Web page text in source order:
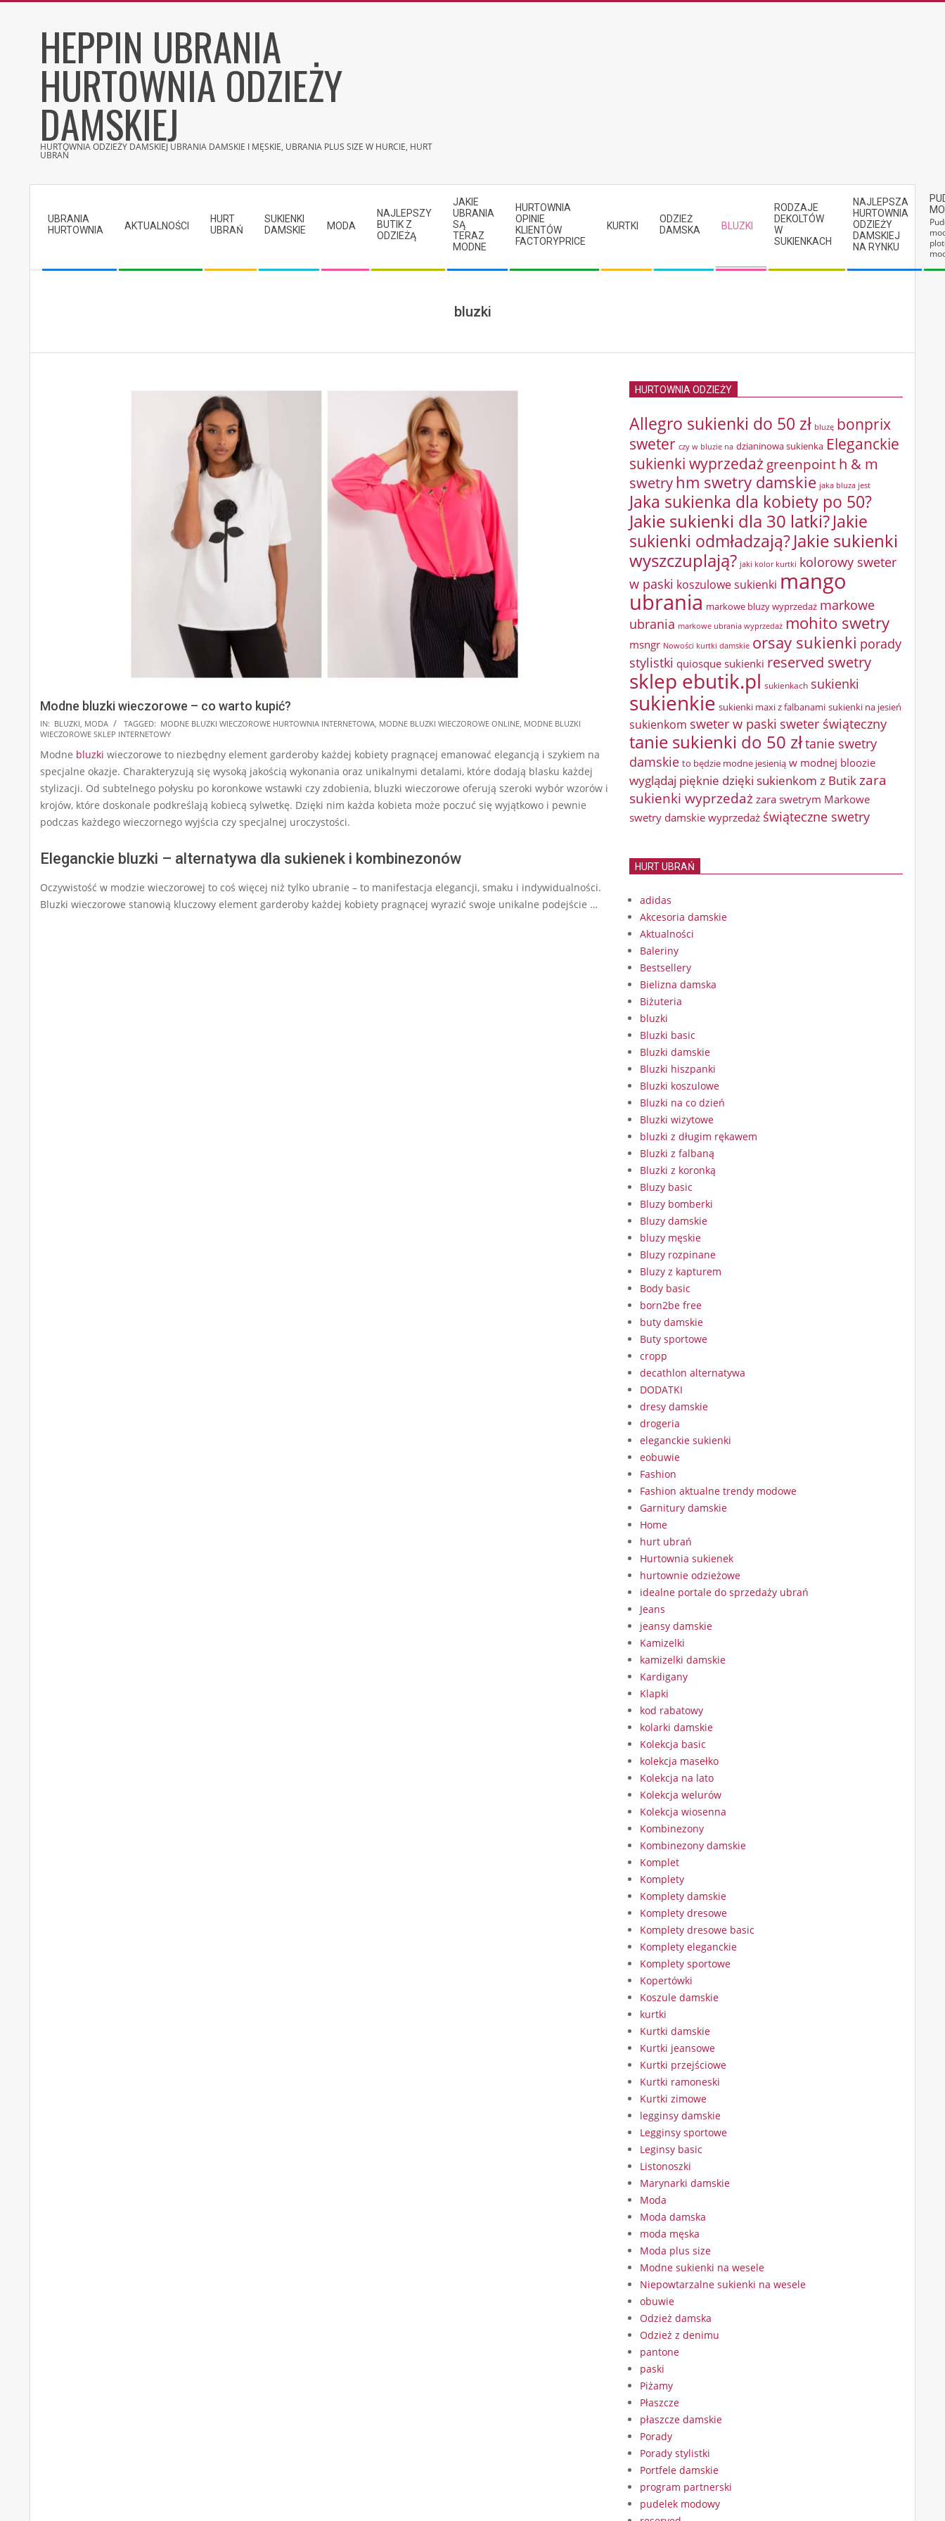
HEPPIN UBRANIA
HURTOWNIA ODZIEŻY
DAMSKIEJ
HURTOWNIA ODZIEŻY DAMSKIEJ UBRANIA DAMSKIE I MĘSKIE, UBRANIA PLUS SIZE W HURCIE, HURT
UBRAŃ
Menu
UBRANIA
HURTOWNIA
AKTUALNOŚCI
HURT
UBRAŃ
SUKIENKI
DAMSKIE
MODA
NAJLEPSZY
BUTIK Z
ODZIEŻĄ
JAKIE
UBRANIA
SĄ
TERAZ
MODNE
HURTOWNIA
OPINIE
KLIENTÓW
FACTORYPRICE
KURTKI
ODZIEŻ
DAMSKA
BLUZKI
RODZAJE
DEKOLTÓW
W
SUKIENKACH
NAJLEPSZA
HURTOWNIA
ODZIEŻY
DAMSKIEJ
NA RYNKU
bluzki
Modne bluzki wieczorowe – co warto kupić?
2024-
06-
18
IN: BLUZKI, MODA TAGGED: MODNE BLUZKI WIECZOROWE HURTOWNIA INTERNETOWA, MODNE BLUZKI WIECZOROWE ONLINE, MODNE BLUZKI
WIECZOROWE SKLEP INTERNETOWY
Modne bluzki wieczorowe to niezbędny element garderoby każdej kobiety pragnącej emanować elegancją i szykiem na
specjalne okazje. Charakteryzują się wysoką jakością wykonania oraz unikalnymi detalami, które dodają blasku każdej
stylizacji. Od subtelnego połysku po koronkowe wstawki czy zdobienia, bluzki wieczorowe oferują szeroki wybór wzorów i
krojów, które doskonale podkreślają kobiecą sylwetkę. Dzięki nim każda kobieta może poczuć się wyjątkowo i pewnie
podczas każdego wieczornego wyjścia czy specjalnej uroczystości.
Eleganckie bluzki – alternatywa dla sukienek i kombinezonów
Oczywistość w modzie wieczorowej to coś więcej niż tylko ubranie – to manifestacja elegancji, smaku i indywidualności.
Bluzki wieczorowe stanowią kluczowy element garderoby każdej kobiety pragnącej wyrazić swoje unikalne podejście …
HURTOWNIA ODZIEŻY
Allegro sukienki do 50 zł bluzę bonprix
sweter czy w bluzie na dzianinowa sukienka Eleganckie
sukienki wyprzedaż greenpointh & m
swetryhm swetry damskie jaka bluza jest
Jaka sukienka dla kobiety po 50?
Jakie sukienki dla 30 latki?Jakie
sukienki odmładzają?Jakie sukienki
wyszczuplają? jaki kolor kurtki kolorowy sweter
w paski koszulowe sukienki mango
ubrania markowe bluzy wyprzedaż markowe
ubrania markowe ubrania wyprzedaż mohito swetry
msngr Nowości kurtki damskie orsay sukienki porady
stylistki quiosque sukienki reserved swetry
sklep ebutik.pl sukienkach sukienki
sukienkie sukienki maxi z falbanami sukienki na jesień
sukienkom sweter w paski sweter świąteczny
tanie sukienki do 50 złtanie swetry
damskie to będzie modne jesienią w modnej bloozie
wyglądaj pięknie dzięki sukienkom z Butikzara
sukienki wyprzedażzara swetrym Markowe
swetry damskie wyprzedaż świąteczne swetry
HURT UBRAŃ
adidas
Akcesoria damskie
Aktualności
Baleriny
Bestsellery
Bielizna damska
Biżuteria
bluzki
Bluzki basic
Bluzki damskie
Bluzki hiszpanki
Bluzki koszulowe
Bluzki na co dzień
Bluzki wizytowe
bluzki z długim rękawem
Bluzki z falbaną
Bluzki z koronką
Bluzy basic
Bluzy bomberki
Bluzy damskie
bluzy męskie
Bluzy rozpinane
Bluzy z kapturem
Body basic
born2be free
buty damskie
Buty sportowe
cropp
decathlon alternatywa
DODATKI
dresy damskie
drogeria
eleganckie sukienki
eobuwie
Fashion
Fashion aktualne trendy modowe
Garnitury damskie
Home
hurt ubrań
Hurtownia sukienek
hurtownie odzieżowe
idealne portale do sprzedaży ubrań
Jeans
jeansy damskie
Kamizelki
kamizelki damskie
Kardigany
Klapki
kod rabatowy
kolarki damskie
Kolekcja basic
kolekcja masełko
Kolekcja na lato
Kolekcja welurów
Kolekcja wiosenna
Kombinezony
Kombinezony damskie
Komplet
Komplety
Komplety damskie
Komplety dresowe
Komplety dresowe basic
Komplety eleganckie
Komplety sportowe
Kopertówki
Koszule damskie
kurtki
Kurtki damskie
Kurtki jeansowe
Kurtki przejściowe
Kurtki ramoneski
Kurtki zimowe
legginsy damskie
Legginsy sportowe
Leginsy basic
Listonoszki
Marynarki damskie
Moda
Moda damska
moda męska
Moda plus size
Modne sukienki na wesele
Niepowtarzalne sukienki na wesele
obuwie
Odzież damska
Odzież z denimu
pantone
paski
Piżamy
Płaszcze
płaszcze damskie
Porady
Porady stylistki
Portfele damskie
program partnerski
pudelek modowy